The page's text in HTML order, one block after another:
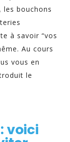
les bouchons
à savoir “vos
Au cours
vous en
le
voici